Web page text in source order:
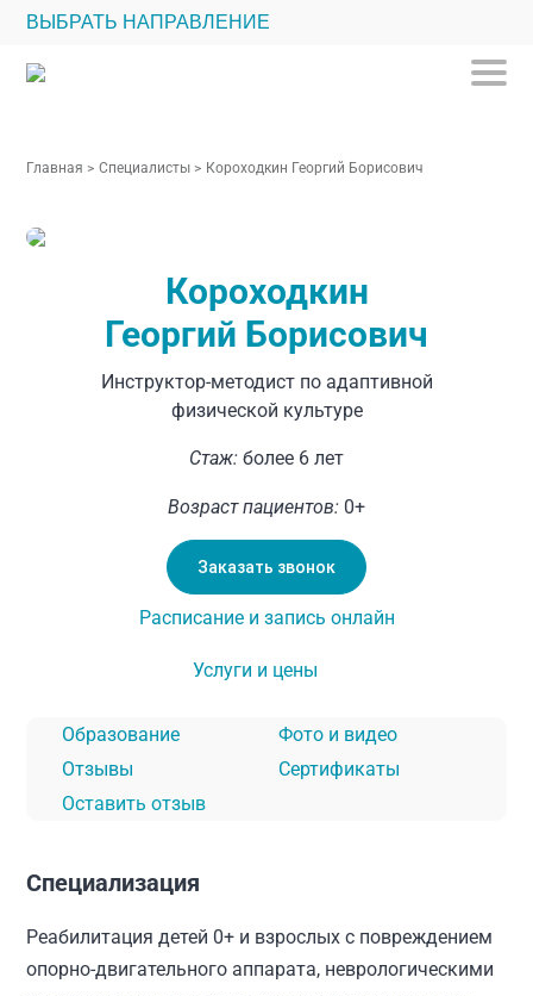
ВЫБРАТЬ НАПРАВЛЕНИЕ
Главная > Специалисты > Короходкин Георгий Борисович
Короходкин
Георгий Борисович
Инструктор-методист по адаптивной
физической культуре
Стаж: более 6 лет
Возраст пациентов: 0+
Заказать звонок
Расписание и запись онлайн
Услуги и цены
Образование
Фото и видео
Отзывы
Сертификаты
Оставить отзыв
Специализация
Реабилитация детей 0+ и взрослых с повреждением
опорно-двигательного аппарата, неврологическими